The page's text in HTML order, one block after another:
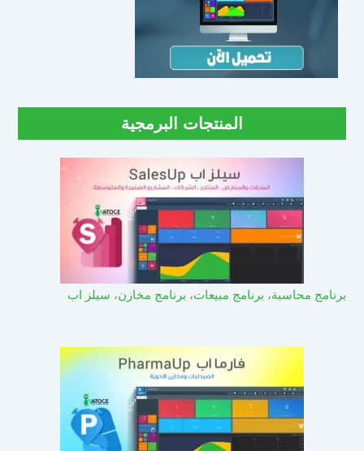
المنتجات البرمجية
برنامج محاسبة، برنامج مبيعات، برنامج مخازن، سيلز اب